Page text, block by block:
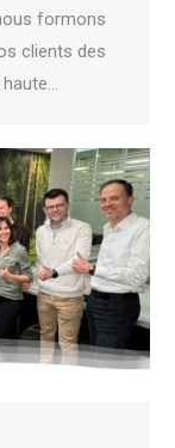
formons
clients des